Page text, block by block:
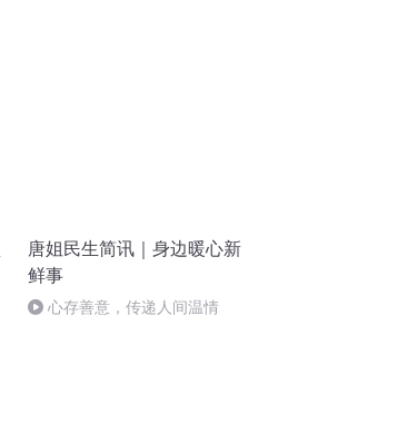
唐姐民生简讯｜身边暖心新
鲜事
心存善意，传递人间温情